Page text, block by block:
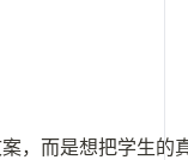
，而是想把学生的